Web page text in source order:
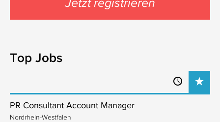
Top Jobs
PR Consultant Account Manager
Nordrhein-Westfalen